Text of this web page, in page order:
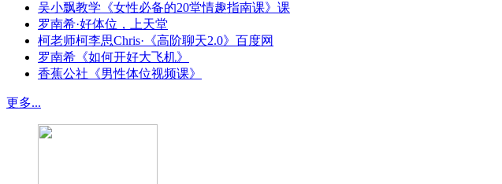
吴小飘教学《女性必备的20堂情趣指南课》课
罗南希·好体位，上天堂
柯老师柯李思Chris·《高阶聊天2.0》百度网
罗南希《如何开好大飞机》
香蕉公社《男性体位视频课》
更多...